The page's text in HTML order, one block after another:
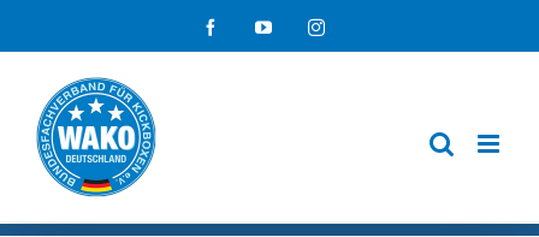
Inhalt
springen
FacebookYouTubeInstagram